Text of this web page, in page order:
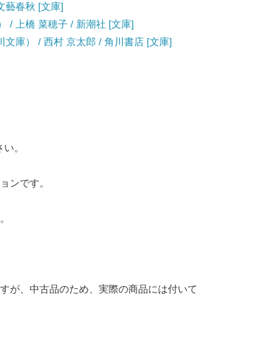
藝春秋 [文庫]
/ 上橋 菜穂子 / 新潮社 [文庫]
文庫） / 西村 京太郎 / 角川書店 [文庫]
。
ンです。
が、中古品のため、実際の商品には付いて